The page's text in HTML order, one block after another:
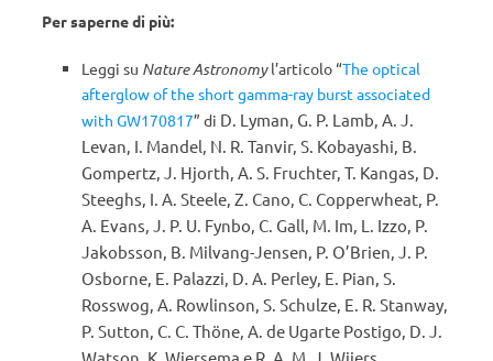
Per saperne di più:
Leggi su Nature Astronomyl’articolo “The optical
afterglow of the short gamma-ray burst associated
with GW170817” di D. Lyman, G. P. Lamb, A. J.
Levan, I. Mandel, N. R. Tanvir, S. Kobayashi, B.
Gompertz, J. Hjorth, A. S. Fruchter, T. Kangas, D.
Steeghs, I. A. Steele, Z. Cano, C. Copperwheat, P.
A. Evans, J. P. U. Fynbo, C. Gall, M. Im, L. Izzo, P.
Jakobsson, B. Milvang-Jensen, P. O’Brien, J. P.
Osborne, E. Palazzi, D. A. Perley, E. Pian, S.
Rosswog, A. Rowlinson, S. Schulze, E. R. Stanway,
P. Sutton, C. C. Thöne, A. de Ugarte Postigo, D. J.